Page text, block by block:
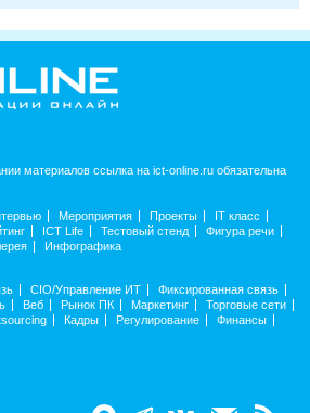
материалов ссылка на ict-online.ru обязательна
Мероприятия Проекты
IT класс
ICT Life Тестовый стенд
Фигура речи
Инфографика
CIO/Управление ИТ
Фиксированная связь
Веб Рынок ПК Маркетинг
Торговые сети
Кадры Регулирование
Финансы